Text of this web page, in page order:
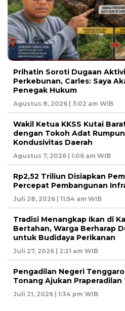
Prihatin Soroti Dugaan
Perkebunan, Carles: Saya
Penegak Hukum
Agustus 8, 2026 | 3:02 am WIB
Wakil Ketua KKSS Kutai
dengan Tokoh Adat
Kondusivitas Daerah
Agustus 7, 2026 | 1:06 am WIB
Rp2,52 Triliun Disiapkan
Percepat Pembangunan
Juli 28, 2026 | 11:54 am WIB
Tradisi Menangkap Ikan di
Bertahan, Warga Berharap
untuk Budidaya Perikanan
Juli 27, 2026 | 2:21 am WIB
Pengadilan Negeri
Tonang Ajukan Praperadilan
Juli 21, 2026 | 1:34 pm WIB